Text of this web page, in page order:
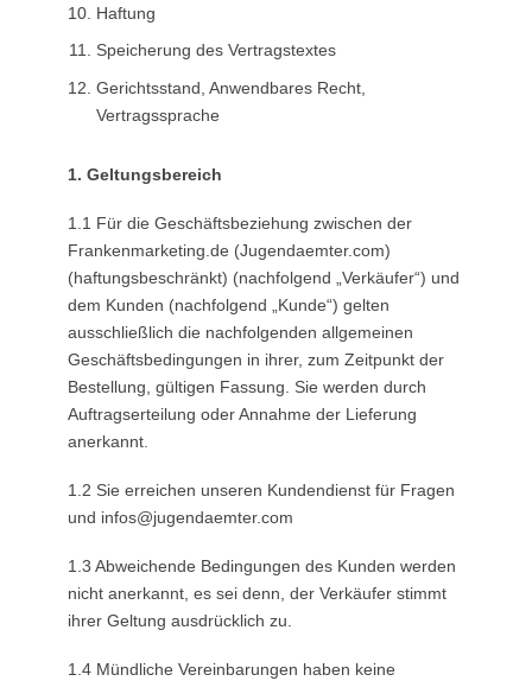
Haftung
Speicherung des Vertragstextes
Gerichtsstand, Anwendbares Recht,
Vertragssprache
1. Geltungsbereich
1.1 Für die Geschäftsbeziehung zwischen der
Frankenmarketing.de (Jugendaemter.com)
(haftungsbeschränkt) (nachfolgend „Verkäufer“) und
dem Kunden (nachfolgend „Kunde“) gelten
ausschließlich die nachfolgenden allgemeinen
Geschäftsbedingungen in ihrer, zum Zeitpunkt der
Bestellung, gültigen Fassung. Sie werden durch
Auftragserteilung oder Annahme der Lieferung
anerkannt.
1.2 Sie erreichen unseren Kundendienst für Fragen
und infos@jugendaemter.com
1.3 Abweichende Bedingungen des Kunden werden
nicht anerkannt, es sei denn, der Verkäufer stimmt
ihrer Geltung ausdrücklich zu.
1.4 Mündliche Vereinbarungen haben keine